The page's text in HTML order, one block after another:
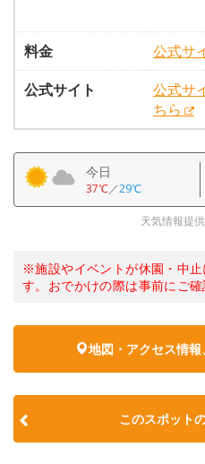
料金
公式サ
公式サイト
公式サ
ちら
今日
37℃／29℃
天気情報提
※施設やイベントが休園・中
す。おでかけの際は事前にご確
地図・アクセス情
このスポット